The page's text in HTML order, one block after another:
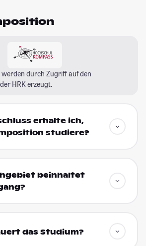
durch Zugriff auf den
der HRK erzeugt.
erhalte ich,
studiere?
beinhaltet
das Studium?